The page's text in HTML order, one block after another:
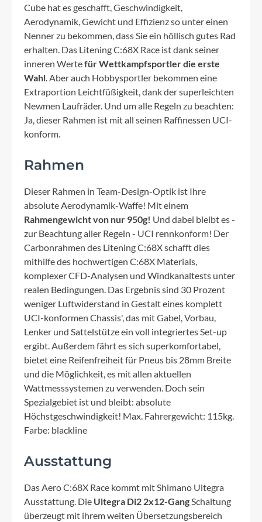
Cube hat es geschafft, Geschwindigkeit,
Aerodynamik, Gewicht und Effizienz so unter einen
Nenner zu bekommen, dass Sie ein höllisch gutes Rad
erhalten. Das Litening C:68X Race ist dank seiner
inneren Wertefür Wettkampfsportler die erste
Wahl. Aber auch Hobbysportler bekommen eine
Extraportion Leichtfüßigkeit, dank der superleichten
Newmen Laufräder. Und um alle Regeln zu beachten:
Ja, dieser Rahmen ist mit all seinen Raffinessen UCI-
konform.
Rahmen
Dieser Rahmen in Team-Design-Optik ist Ihre
absolute Aerodynamik-Waffe! Mit einem
Rahmengewicht von nur 950g! Und dabei bleibt es -
zur Beachtung aller Regeln - UCI rennkonform! Der
Carbonrahmen des Litening C:68X schafft dies
mithilfe des hochwertigen C:68X Materials,
komplexer CFD-Analysen und Windkanaltests unter
realen Bedingungen. Das Ergebnis sind 30 Prozent
weniger Luftwiderstand in Gestalt eines komplett
UCI-konformen Chassis', das mit Gabel, Vorbau,
Lenker und Sattelstütze ein voll integriertes Set-up
ergibt. Außerdem fährt es sich superkomfortabel,
bietet eine Reifenfreiheit für Pneus bis 28mm Breite
und die Möglichkeit, es mit allen aktuellen
Wattmesssystemen zu verwenden. Doch sein
Spezialgebiet ist und bleibt: absolute
Höchstgeschwindigkeit! Max. Fahrergewicht: 115kg.
Farbe: blackline
Ausstattung
Das Aero C:68X Race kommt mit Shimano Ultegra
Ausstattung. Die Ultegra Di2 2x12-GangSchaltung
überzeugt mit ihrem weiten Übersetzungsbereich